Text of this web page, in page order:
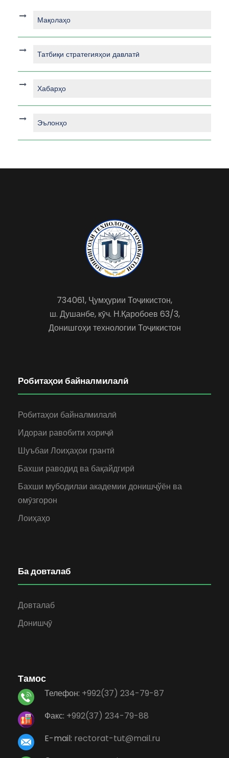
Мақолаҳо
Татбиқи стратегияҳои давлатӣ
Хабарҳо
Эълонҳо
734061, Ҷумҳурии Тоҷикистон,
ш. Душанбе, кӯч. Н.Қаробоев 63/3,
Донишгоҳи технологии Тоҷикистон
Робитаҳои байналмилалӣ
Робитаҳои байналмилалӣ
Идораи равобити хориҷӣ
Шуъбаи Лоиҳаҳои грантӣ
Бахши раводид ва бақайдгирӣ
Бахши мубодилаи академии донишҷўён ва
омӯзгорон
Лоиҳаҳо
Ба довталаб
Довталаб
Донишҷӯ
Тамос
Телефон: +992(37) 234-79-87
Факс: +992(37) 234-79-88
E-mail: rectorat-tut@mail.ru